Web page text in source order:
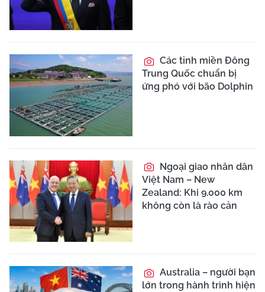
Các tỉnh miền Đông
Trung Quốc chuẩn bị
ứng phó với bão Dolphin
Ngoại giao nhân dân
Việt Nam – New
Zealand: Khi 9.000 km
không còn là rào cản
Australia – người bạn
lớn trong hành trình hiện